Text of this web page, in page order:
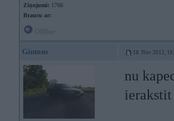
Ziņojumi: 1766
Braucu ar:
Gintons 18. Nov 2012,
nu